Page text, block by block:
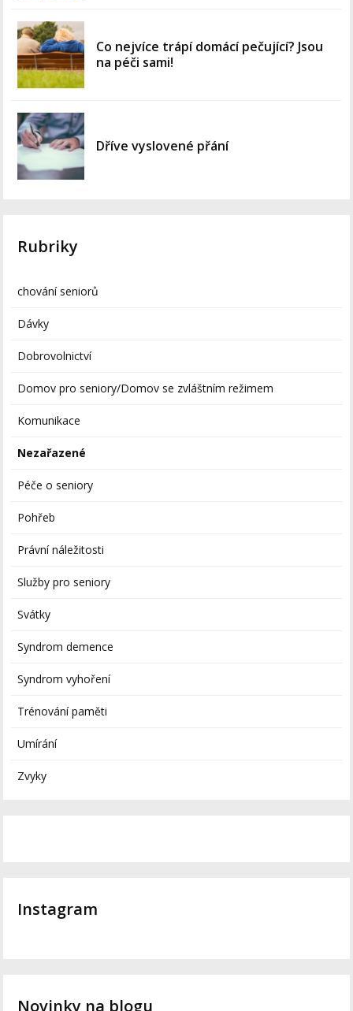
Co nejvíce trápí domácí pečující? Jsou
na péči sami!
Dříve vyslovené přání
Rubriky
chování seniorů
Dávky
Dobrovolnictví
Domov pro seniory/Domov se zvláštním režimem
Komunikace
Nezařazené
Péče o seniory
Pohřeb
Právní náležitosti
Služby pro seniory
Svátky
Syndrom demence
Syndrom vyhoření
Trénování paměti
Umírání
Zvyky
Instagram
Novinky na blogu